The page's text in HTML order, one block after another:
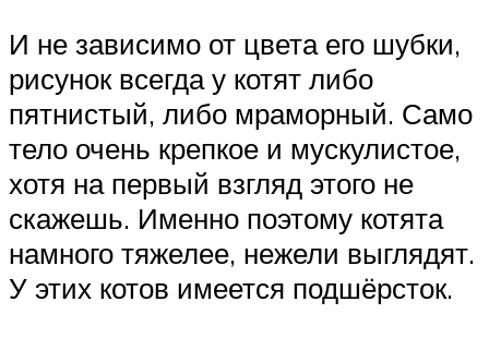
И не зависимо от цвета его шубки,
рисунок всегда у котят либо
пятнистый, либо мраморный. Само
тело очень крепкое и мускулистое,
хотя на первый взгляд этого не
скажешь. Именно поэтому котята
намного тяжелее, нежели выглядят.
У этих котов имеется подшёрсток.